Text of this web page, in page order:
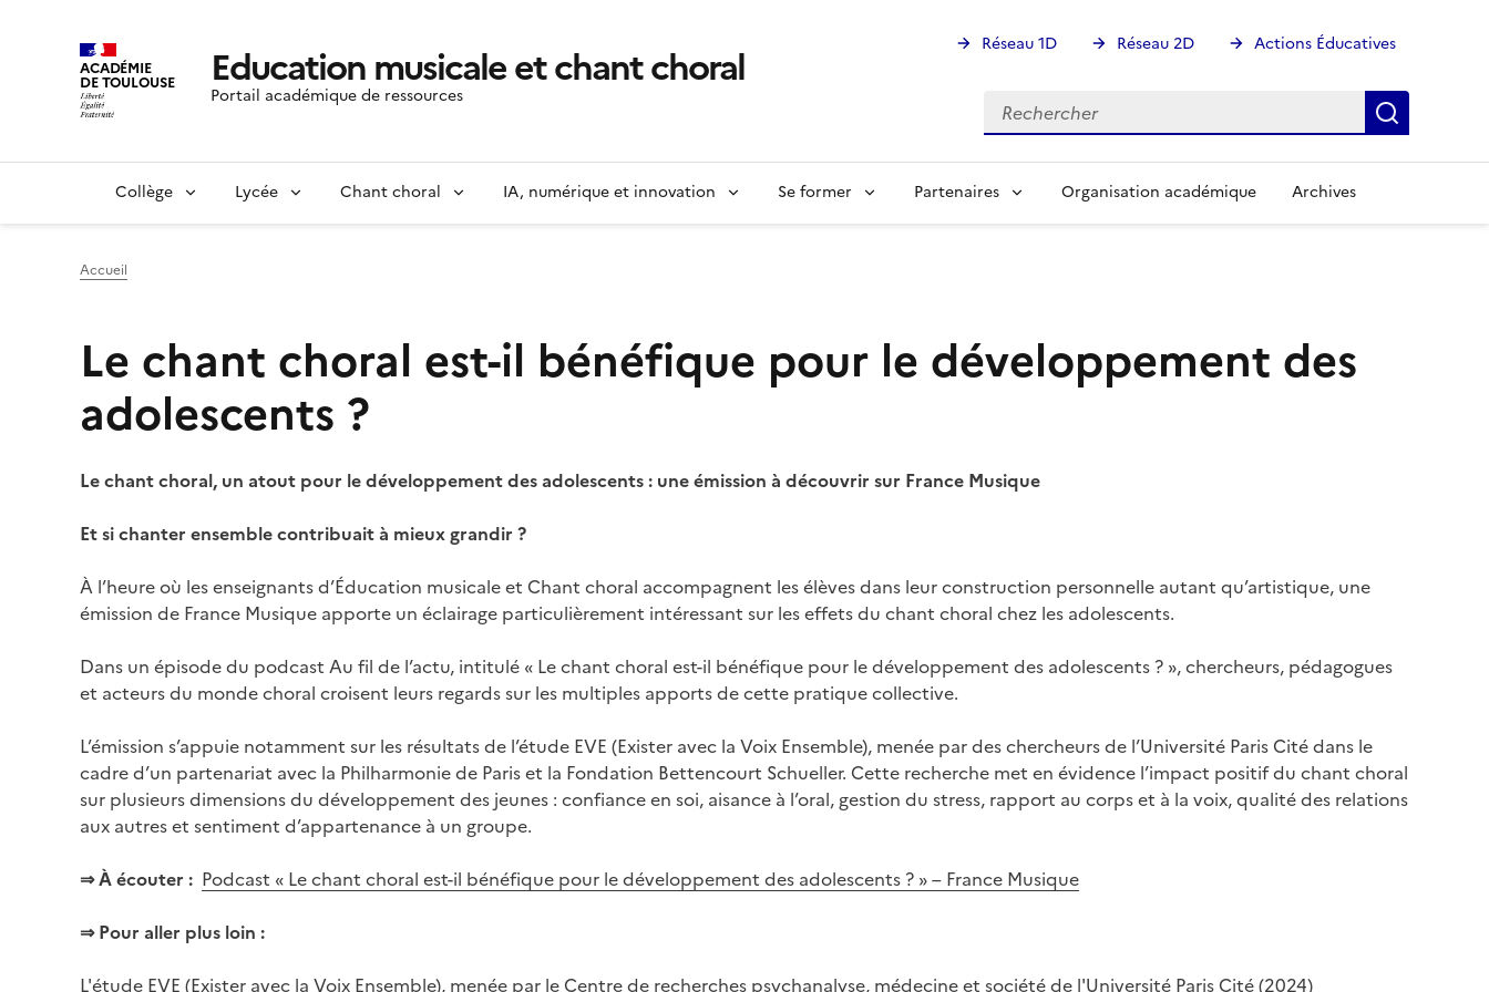
ACADÉMIE
DE TOULOUSE Education musicale et chant choral
Portail académique de ressources
Réseau 1D Réseau 2D Actions Éducatives
Rechercher
Rechercher
Collège Lycée Chant choral IA, numérique et innovation Se former Partenaires Organisation académique Archives
Accueil
Le chant choral est-il bénéfique pour le développement des
adolescents ?
Le chant choral, un atout pour le développement des adolescents : une émission à découvrir sur France Musique
Et si chanter ensemble contribuait à mieux grandir ?
À l’heure où les enseignants d’Éducation musicale et Chant choral accompagnent les élèves dans leur construction personnelle autant qu’artistique, une
émission de France Musique apporte un éclairage particulièrement intéressant sur les effets du chant choral chez les adolescents.
Dans un épisode du podcast Au fil de l’actu, intitulé « Le chant choral est-il bénéfique pour le développement des adolescents ? », chercheurs, pédagogues
et acteurs du monde choral croisent leurs regards sur les multiples apports de cette pratique collective.
L’émission s’appuie notamment sur les résultats de l’étude EVE (Exister avec la Voix Ensemble), menée par des chercheurs de l’Université Paris Cité dans le
cadre d’un partenariat avec la Philharmonie de Paris et la Fondation Bettencourt Schueller. Cette recherche met en évidence l’impact positif du chant choral
sur plusieurs dimensions du développement des jeunes : confiance en soi, aisance à l’oral, gestion du stress, rapport au corps et à la voix, qualité des relations
aux autres et sentiment d’appartenance à un groupe.
⇒ À écouter : Podcast « Le chant choral est-il bénéfique pour le développement des adolescents ? » – France Musique
⇒ Pour aller plus loin :
L'étude EVE (Exister avec la Voix Ensemble), menée par le Centre de recherches psychanalyse, médecine et société de l'Université Paris Cité (2024)